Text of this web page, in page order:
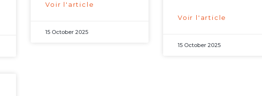
Voir l'article
15 October 2025
Voir l'article
15 October 2025